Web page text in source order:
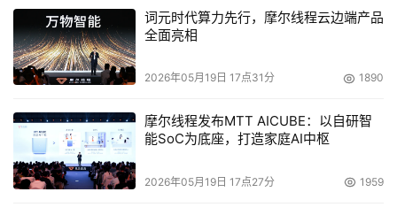
前瞻暨数智安全建设展望》，从政策部署、地方实践、行业
创新、企业探索等方面分析了人工智能作为新质生产力的重
要引擎作用，并指出在数智经济时代，统筹发展和智能安全
的重要性，京西智谷凭借自身优势，有望成为创新数智经
济、构建数智安全，加快经济社会数智化转型的先行地、示
范地。
会上，模型调优工场正式发布。门头沟区以敏锐眼光抓住机
词元时代算力先行，摩尔线程云边端产品
全面亮相
2026年05月19日 17点31分 1890
摩尔线程发布MTT AICUBE：以自研智
能SoC为底座，打造家庭AI中枢
2026年05月19日 17点27分 1959